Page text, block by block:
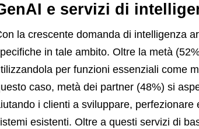
e servizi di
la crescente domanda di intelligenza
in tale ambito. Oltre la metà
per funzioni essenziali come
caso, metà dei partner (48%) si
i clienti a sviluppare,
esistenti. Oltre a questi servizi di